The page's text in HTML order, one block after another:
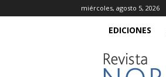
miércoles, agosto 5, 2026
EDICIONES